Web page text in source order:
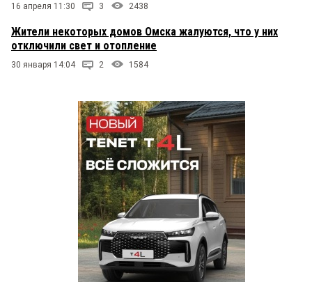
16 апреля 11:30 3 2438
Жители некоторых домов Омска жалуются, что у них
отключили свет и отопление
30 января 14:04 2 1584